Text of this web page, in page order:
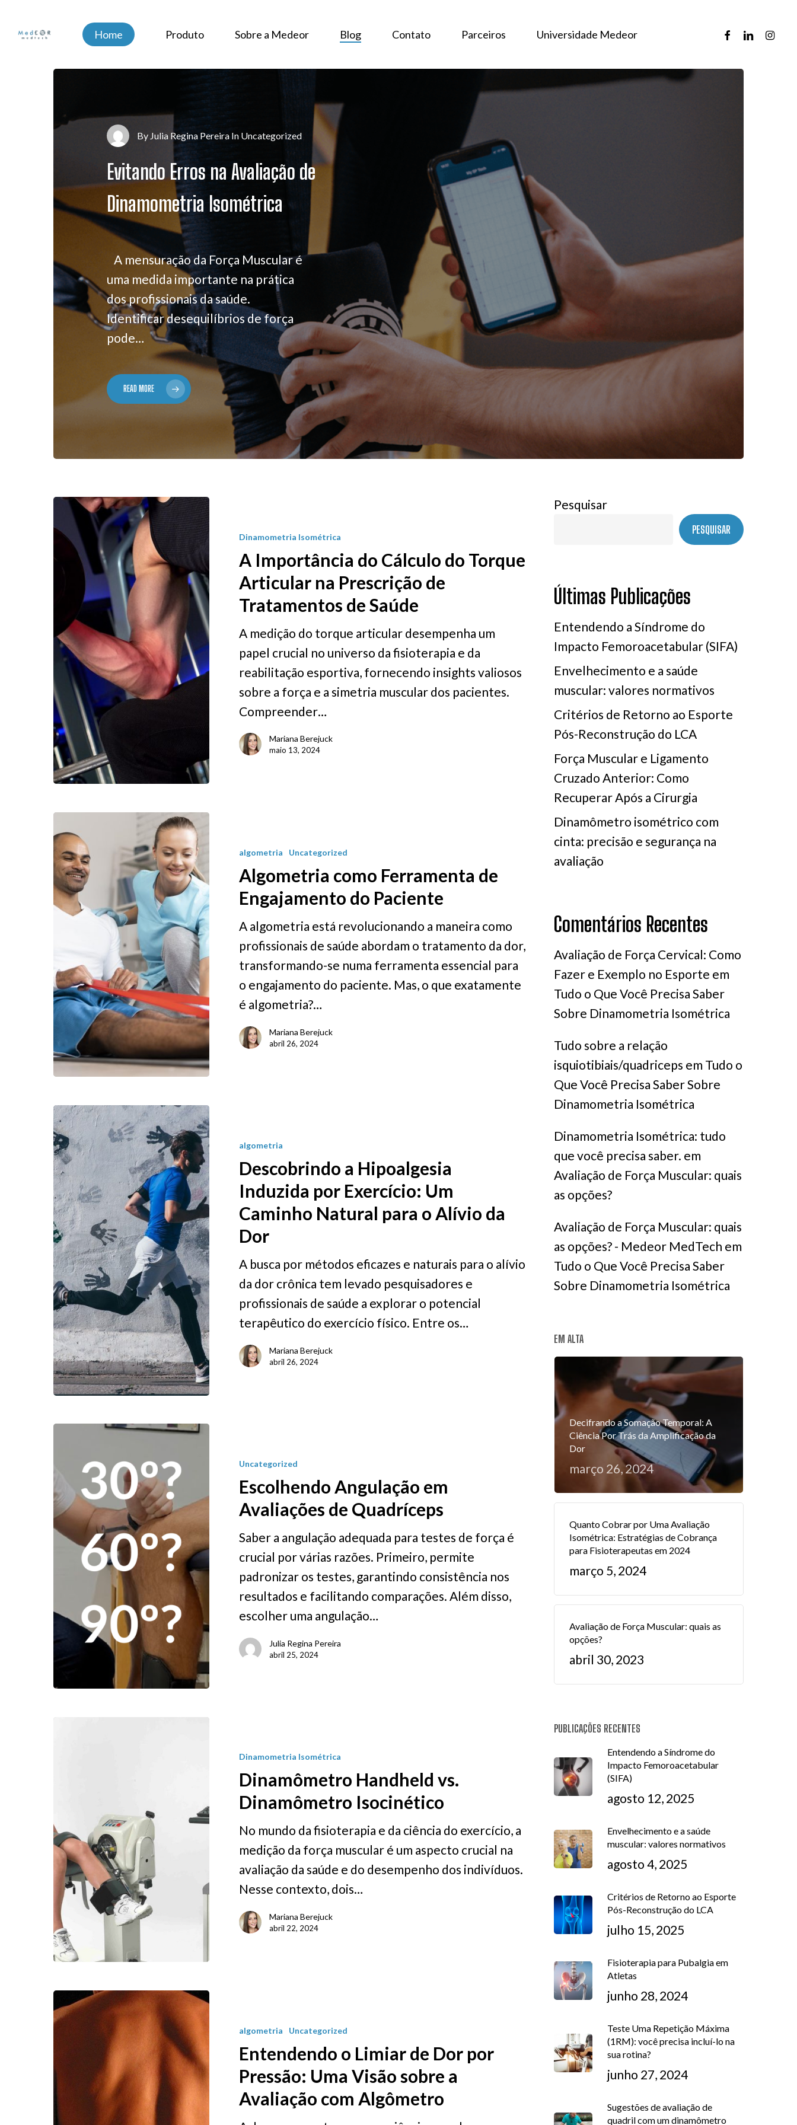
Home Produto Sobre a Medeor Blog Contato Parceiros Universidade Medeor
By Julia Regina Pereira In Uncategorized
Evitando Erros na Avaliação de
Dinamometria Isométrica
A mensuração da Força Muscular é
uma medida importante na prática
dos profissionais da saúde.
Identificar desequilíbrios de força
pode…
READ MORE
Dinamometria Isométrica
A Importância do Cálculo do Torque
Articular na Prescrição de
Tratamentos de Saúde
A medição do torque articular desempenha um
papel crucial no universo da fisioterapia e da
reabilitação esportiva, fornecendo insights valiosos
sobre a força e a simetria muscular dos pacientes.
Compreender…
Mariana Berejuck
maio 13, 2024
algometria Uncategorized
Algometria como Ferramenta de
Engajamento do Paciente
A algometria está revolucionando a maneira como
profissionais de saúde abordam o tratamento da dor,
transformando-se numa ferramenta essencial para
o engajamento do paciente. Mas, o que exatamente
é algometria?…
Mariana Berejuck
abril 26, 2024
algometria
Descobrindo a Hipoalgesia
Induzida por Exercício: Um
Caminho Natural para o Alívio da
Dor
A busca por métodos eficazes e naturais para o alívio
da dor crônica tem levado pesquisadores e
profissionais de saúde a explorar o potencial
terapêutico do exercício físico. Entre os…
Mariana Berejuck
abril 26, 2024
Uncategorized
Escolhendo Angulação em
Avaliações de Quadríceps
Saber a angulação adequada para testes de força é
crucial por várias razões. Primeiro, permite
padronizar os testes, garantindo consistência nos
resultados e facilitando comparações. Além disso,
escolher uma angulação…
Julia Regina Pereira
abril 25, 2024
Dinamometria Isométrica
Dinamômetro Handheld vs.
Dinamômetro Isocinético
No mundo da fisioterapia e da ciência do exercício, a
medição da força muscular é um aspecto crucial na
avaliação da saúde e do desempenho dos indivíduos.
Nesse contexto, dois…
Mariana Berejuck
abril 22, 2024
algometria Uncategorized
Entendendo o Limiar de Dor por
Pressão: Uma Visão sobre a
Avaliação com Algômetro
Pesquisar
PESQUISAR
Últimas Publicações
Entendendo a Síndrome do
Impacto Femoroacetabular (SIFA)
Envelhecimento e a saúde
muscular: valores normativos
Critérios de Retorno ao Esporte
Pós-Reconstrução do LCA
Força Muscular e Ligamento
Cruzado Anterior: Como
Recuperar Após a Cirurgia
Dinamômetro isométrico com
cinta: precisão e segurança na
avaliação
Comentários Recentes
Avaliação de Força Cervical: Como
Fazer e Exemplo no Esporte em
Tudo o Que Você Precisa Saber
Sobre Dinamometria Isométrica
Tudo sobre a relação
isquiotibiais/quadriceps em Tudo o
Que Você Precisa Saber Sobre
Dinamometria Isométrica
Dinamometria Isométrica: tudo
que você precisa saber. em
Avaliação de Força Muscular: quais
as opções?
Avaliação de Força Muscular: quais
as opções? - Medeor MedTech em
Tudo o Que Você Precisa Saber
Sobre Dinamometria Isométrica
EM ALTA
Decifrando a Somação Temporal: A
Ciência Por Trás da Amplificação da
Dor
março 26, 2024
Quanto Cobrar por Uma Avaliação
Isométrica: Estratégias de Cobrança
para Fisioterapeutas em 2024
março 5, 2024
Avaliação de Força Muscular: quais as
opções?
abril 30, 2023
PUBLICAÇÕES RECENTES
Entendendo a Síndrome do
Impacto Femoroacetabular
(SIFA)
agosto 12, 2025
Envelhecimento e a saúde
muscular: valores normativos
agosto 4, 2025
Critérios de Retorno ao Esporte
Pós-Reconstrução do LCA
julho 15, 2025
Fisioterapia para Pubalgia em
Atletas
junho 28, 2024
Teste Uma Repetição Máxima
(1RM): você precisa incluí-lo na
sua rotina?
junho 27, 2024
Sugestões de avaliação de
quadril com um dinamômetro